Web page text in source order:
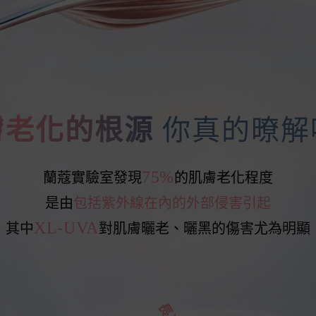
化的根源 你真的暸
蘭蔻實驗室發現75%的肌膚老化程度
是由包括紫外線在內的外部侵害引起
其中XL-UVA對肌膚曬老、曬黑的傷害尤為明顯